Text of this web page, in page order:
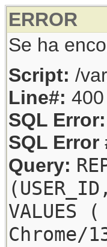
ERROR
Se ha
Script: /
Line#: 400
SQL Error:
SQL Error
Query: